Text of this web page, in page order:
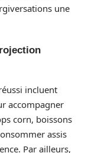
une
incluent
accompagner
corn, boissons
assis
Par ailleurs,